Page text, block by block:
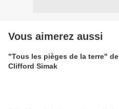
Vous aimerez aussi
"Tous les pièges de la terre" de
Clifford Simak